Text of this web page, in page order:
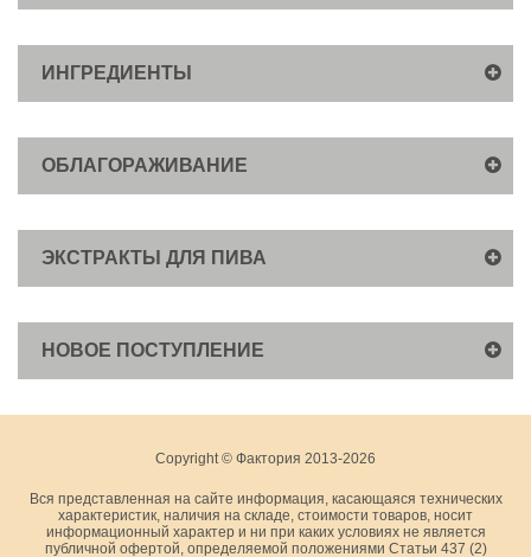
ИНГРЕДИЕНТЫ
ОБЛАГОРАЖИВАНИЕ
ЭКСТРАКТЫ ДЛЯ ПИВА
НОВОЕ ПОСТУПЛЕНИЕ
Copyright © Фактория 2013-2026
Вся представленная на сайте информация, касающаяся технических
характеристик, наличия на складе, стоимости товаров, носит
информационный характер и ни при каких условиях не является
публичной офертой, определяемой положениями Статьи 437 (2)